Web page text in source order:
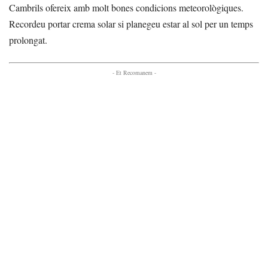
Cambrils ofereix amb molt bones condicions meteorològiques.
Recordeu portar crema solar si planegeu estar al sol per un temps
prolongat.
- Et Recomanem -